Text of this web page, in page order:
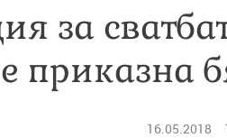
за
приказна
16.05.2018